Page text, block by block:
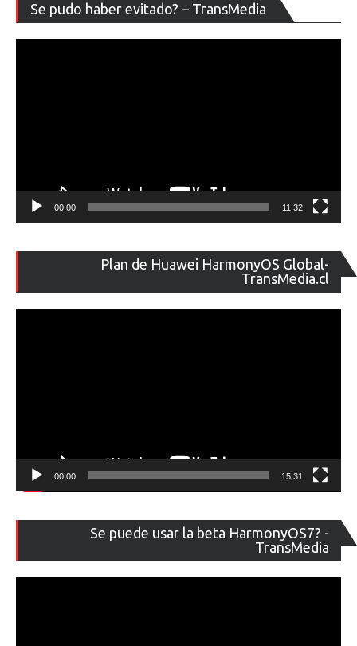
Se pudo haber evitado? – TransMedia
de
00:00 11:32
Plan de Huawei HarmonyOS Global-
TransMedia.cl
de
00:00 15:31
Se puede usar la beta HarmonyOS7? -
TransMedia
de